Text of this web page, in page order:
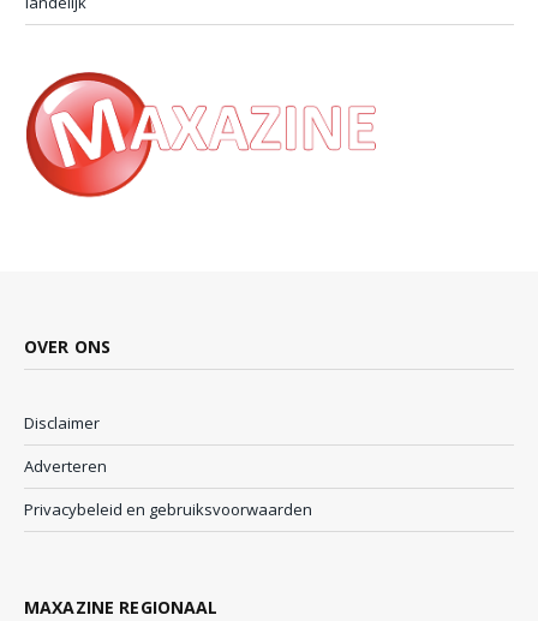
OVER ONS
Disclaimer
Adverteren
Privacybeleid en gebruiksvoorwaarden
MAXAZINE REGIONAAL